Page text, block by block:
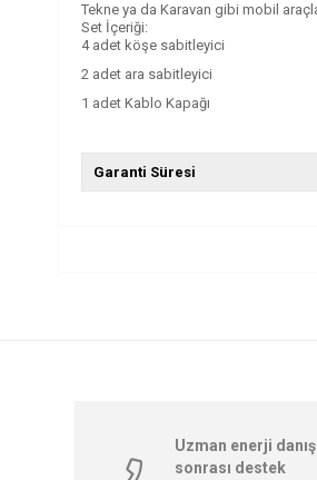
Tekne ya da Karavan gibi mobil
Set İçeriği:
4 adet köşe sabitleyici
2 adet ara sabitleyici
1 adet Kablo Kapağı
Garanti Süresi
Uzman enerji
sonrası destek